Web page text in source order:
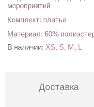
мероприятий
Комплект: платье
Материал: 60%
В наличии: XS, S, M, L
Доставка